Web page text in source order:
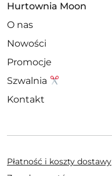
Hurtownia Moon
O nas
Nowości
Promocje
Szwalnia
Kontakt
Płatność i koszty dostawy